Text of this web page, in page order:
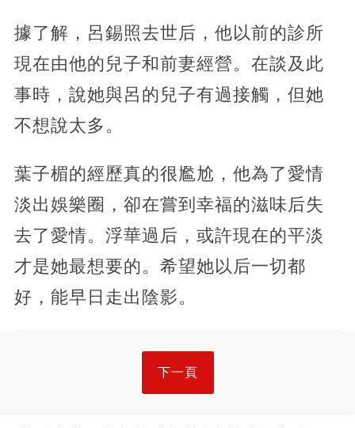
據了解，呂錫照去世后，他以前的診所
現在由他的兒子和前妻經營。在談及此
事時，說她與呂的兒子有過接觸，但她
不想說太多。
葉子楣的經歷真的很尷尬，他為了愛情
淡出娛樂圈，卻在嘗到幸福的滋味后失
去了愛情。浮華過后，或許現在的平淡
才是她最想要的。希望她以后一切都
好，能早日走出陰影。
下一頁